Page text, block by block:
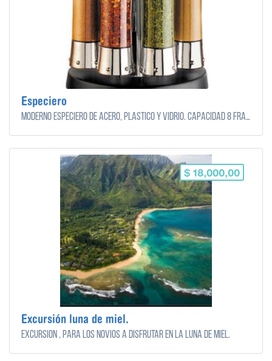
Especiero
Moderno especiero de acero, plástico y vidrio. Capacidad 8 frascos.
$ 18,000,00
Excursión luna de miel.
Excursión , para los novios a disfrutar en la luna de miel.